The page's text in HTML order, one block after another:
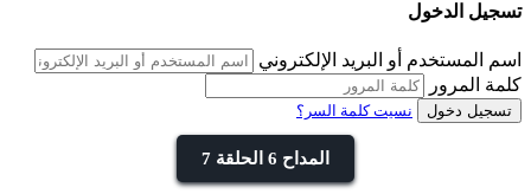
تسجيل الدخول
اسم المستخدم أو البريد الإلكتروني
كلمة المرور
تسجيل دخول نسيت كلمة السر؟
المداح 6 الحلقة 7